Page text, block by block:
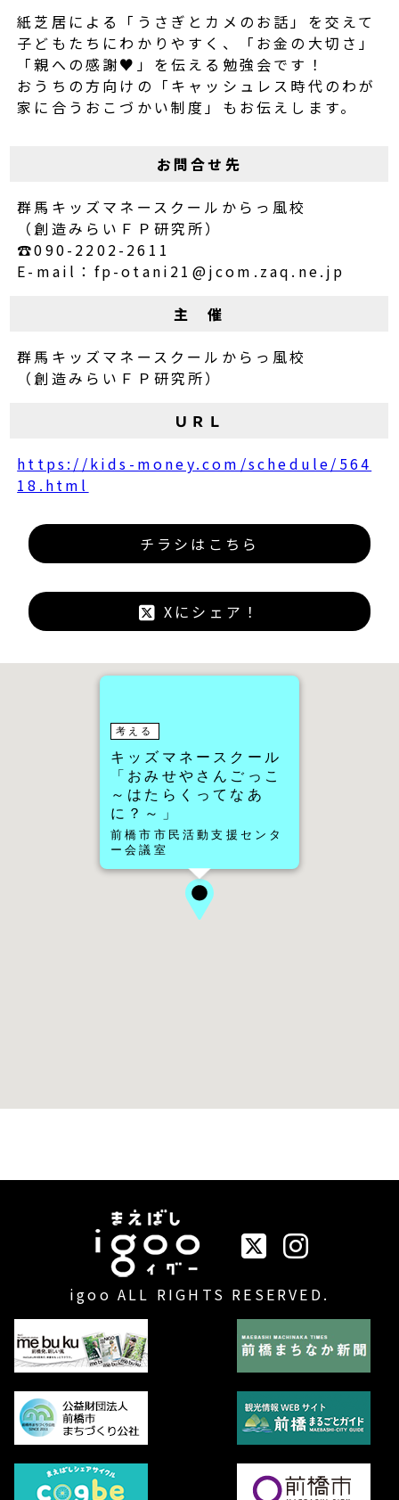
紙芝居による「うさぎとカメのお話」を交えて
子どもたちにわかりやすく、「お金の大切さ」
「親への感謝♥」を伝える勉強会です！
おうちの方向けの「キャッシュレス時代のわが
家に合うおこづかい制度」もお伝えします。
お問合せ先
群馬キッズマネースクールからっ風校
（創造みらいＦＰ研究所）
☎090-2202-2611
E-mail：fp-otani21@jcom.zaq.ne.jp
主 催
群馬キッズマネースクールからっ風校
（創造みらいＦＰ研究所）
ＵＲＬ
https://kids-money.com/schedule/564
18.html
チラシはこちら
Xにシェア！
考える
キッズマネースクール
「おみせやさんごっこ
～はたらくってなあ
に？～」
前橋市市民活動支援センタ
ー会議室
igoo ALL RIGHTS RESERVED.